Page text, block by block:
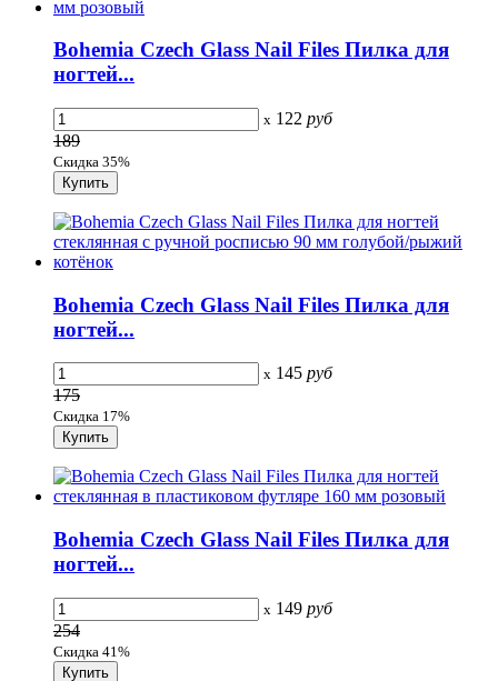
Bohemia Czech Glass Nail Files Пилка для
ногтей...
x 122 руб
189
Скидка 35%
Bohemia Czech Glass Nail Files Пилка для
ногтей...
x 145 руб
175
Скидка 17%
Bohemia Czech Glass Nail Files Пилка для
ногтей...
x 149 руб
254
Скидка 41%